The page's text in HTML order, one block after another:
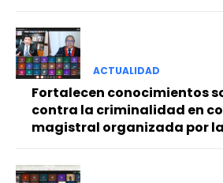
ACTUALIDAD
Fortalecen conocimientos
contra la criminalidad en
magistral organizada por